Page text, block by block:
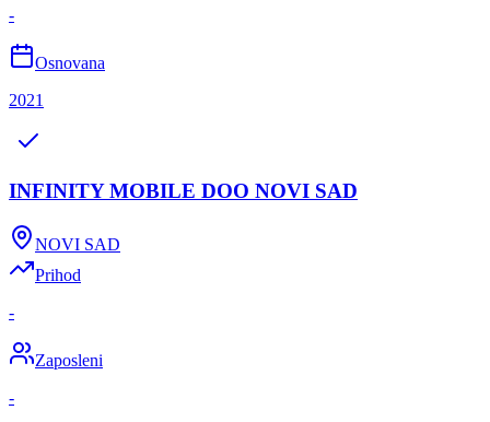
-
Osnovana
2021
INFINITY MOBILE DOO NOVI SAD
NOVI SAD
Prihod
-
Zaposleni
-